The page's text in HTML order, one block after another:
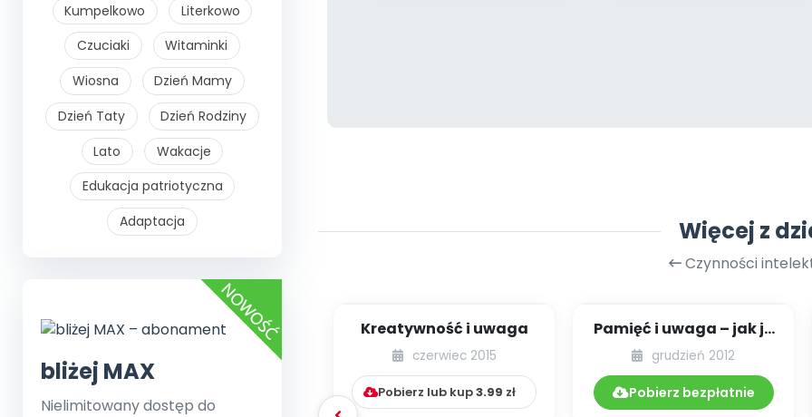
Kumpelkowo
Literkowo
Czuciaki
Witaminki
Wiosna
Dzień Mamy
Dzień Taty
Dzień Rodziny
Lato
Wakacje
Edukacja patriotyczna
Adaptacja
bliżej MAX
Nielimitowany dostęp do
Więcej z
Czynności
Kreatywność i uwaga
czerwiec 2015
Pobierz lub kup3.99 zł
Pamięć i uwaga – jak ją
stymulować podczas
zabaw z dzie...
grudzień 2012
Pobierz bezpłatnie